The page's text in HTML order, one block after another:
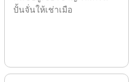
ปั้นจั่นให้เช่าเมือ